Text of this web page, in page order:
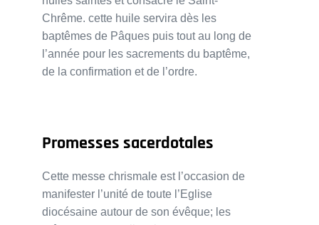
Chrême. cette huile servira dès les
baptêmes de Pâques puis tout au long de
l’année pour les sacrements du baptême,
de la confirmation et de l’ordre.
Promesses sacerdotales
Cette messe chrismale est l’occasion de
manifester l’unité de toute l’Eglise
diocésaine autour de son évêque; les